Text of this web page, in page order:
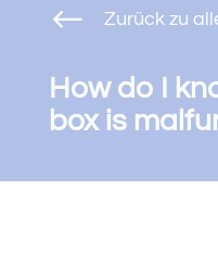
# Zurück zu
How do I
box is